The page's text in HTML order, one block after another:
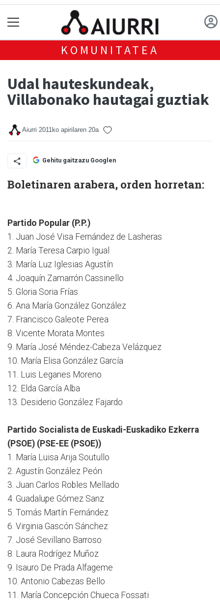
KOMUNITATEA
Udal hauteskundeak,
Villabonako hautagai guztiak
Aiurri 2011ko apirilaren 20a
Gehitu gaitzazu Googlen
Boletinaren arabera, orden horretan:
Partido Popular (P.P.)
1. Juan José Visa Fernández de Lasheras
2. María Teresa Carpio Igual
3. María Luz Iglesias Agustín
4. Joaquín Zamarrón Cassinello
5. Gloria Soria Frías
6. Ana María González González
7. Francisco Galeote Perea
8. Vicente Morata Montes
9. María José Méndez-Cabeza Velázquez
10. María Elisa González García
11. Luis Leganes Moreno
12. Elda García Alba
13. Desiderio González Fajardo
Partido Socialista de Euskadi-Euskadiko Ezkerra
(PSOE) (PSE-EE (PSOE))
1. María Luisa Arija Soutullo
2. Agustín González Peón
3. Juan Carlos Robles Mellado
4. Guadalupe Gómez Sanz
5. Tomás Martín Fernández
6. Virginia Gascón Sánchez
7. José Sevillano Barroso
8. Laura Rodrígez Muñoz
9. Isauro De Prada Alfageme
10. Antonio Cabezas Bello
11. María Concepción Chueca Fossati